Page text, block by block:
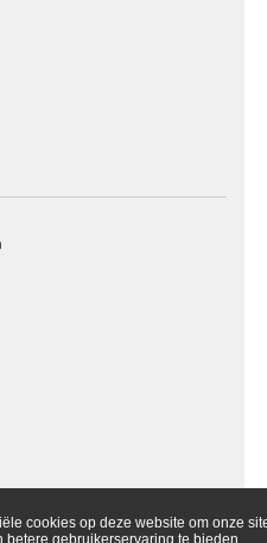
cookies op deze website om onze
gebruikerservaring te bieden.